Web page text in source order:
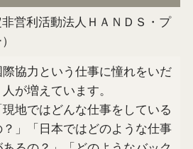
営利活動法人ＨＡＮＤＳ・プ
際協力という仕事に憧れをいだ
人が増えています。
現地ではどんな仕事をしている
？」「日本ではどのような仕事